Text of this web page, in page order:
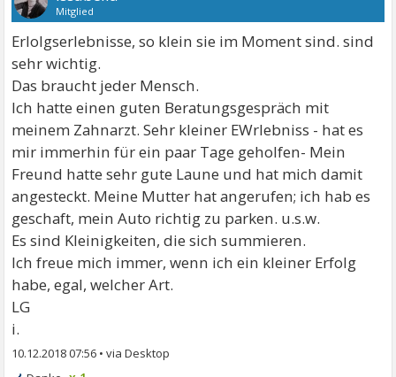
Mitglied
Erlolgserlebnisse, so klein sie im Moment sind. sind
sehr wichtig.
Das braucht jeder Mensch.
Ich hatte einen guten Beratungsgespräch mit
meinem Zahnarzt. Sehr kleiner EWrlebniss - hat es
mir immerhin für ein paar Tage geholfen- Mein
Freund hatte sehr gute Laune und hat mich damit
angesteckt. Meine Mutter hat angerufen; ich hab es
geschaft, mein Auto richtig zu parken. u.s.w.
Es sind Kleinigkeiten, die sich summieren.
Ich freue mich immer, wenn ich ein kleiner Erfolg
habe, egal, welcher Art.
LG
i.
10.12.2018 07:56 •